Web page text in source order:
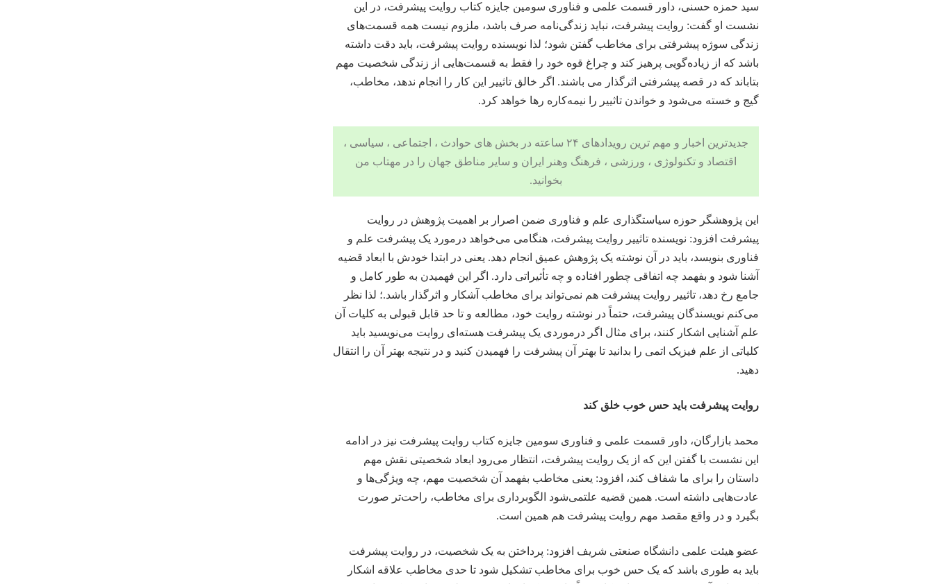
سید حمزه حسنی، داور قسمت علمی و فناوری سومین جایزه کتاب روایت پیشرفت، در این
نشست او گفت: روایت پیشرفت، نباید زندگی‌نامه صرف باشد، ملزوم نیست همه قسمت‌های
زندگی سوژه پیشرفتی برای مخاطب گفتن شود؛ لذا نویسنده روایت پیشرفت، باید دقت داشته
باشد که از زیاده‌گویی پرهیز کند و چراغ قوه خود را فقط به قسمت‌هایی از زندگی شخصیت مهم
بتاباند که در قصه‌ پیشرفتی اثرگذار می باشند. اگر خالق تاثییر این کار را انجام ندهد، مخاطب،
گیج و خسته می‌شود و خواندن تاثییر را نیمه‌کاره رها خواهد کرد.
جدیدترین اخبار و مهم ترین رویدادهای ۲۴ ساعته در بخش های حوادث ، اجتماعی ، سیاسی ،
اقتصاد وتکنولوژی ، ورزشی ، فرهنگ وهنر
ایران و سایر مناطق جهان را در مهتاب من
بخوانید.
این پژوهشگر حوزه سیاستگذاری علم و فناوری ضمن اصرار بر اهمیت پژوهش در روایت
پیشرفت افزود: نویسنده تاثییر روایت پیشرفت، هنگامی می‌خواهد درمورد‌ یک پیشرفت علم و
فناوری بنویسد، باید در آن نوشته یک پژوهش عمیق انجام دهد. یعنی در ابتدا خودش با ابعاد قضیه
آشنا شود و بفهمد چه اتفاقی چطور افتاده و چه تأثیراتی دارد. اگر این فهمیدن به طور کامل و
جامع رخ دهد، تاثییر روایت پیشرفت هم نمی‌تواند برای مخاطب آشکار و اثرگذار باشد.؛ لذا نظر
می‌کنم نویسندگان پیشرفت، حتماً در نوشته روایت خود، مطالعه و تا حد قابل قبولی به کلیات آن
علم آشنایی اشکار کنند، برای مثال اگر درمورد‌ی یک پیشرفت هسته‌ای روایت می‌نویسید باید
کلیاتی از علم فیزیک اتمی را بدانید تا بهتر آن پیشرفت را فهمیدن کنید و در نتیجه بهتر آن را انتقال
دهید.
روایت پیشرفت باید حس خوب خلق کند
محمد بازارگان، داور قسمت علمی و فناوری سومین جایزه کتاب روایت پیشرفت نیز در ادامه
این نشست با گفتن این که از یک روایت پیشرفت، انتظار می‌رود ابعاد شخصیتی نقش مهم
داستان را برای ما شفاف کند، افزود: یعنی مخاطب بفهمد آن شخصیت مهم، چه ویژگی‌ها و
عادت‌هایی داشته است. همین قضیه علتمی‌شود الگوبرداری برای مخاطب، راحت‌تر صورت
بگیرد و در واقع مقصد مهم روایت پیشرفت هم همین است.
عضو هیئت علمی دانشگاه صنعتی شریف افزود: پرداختن به یک شخصیت، در روایت پیشرفت
باید به طوری باشد که یک حس خوب برای مخاطب تشکیل شود تا حدی مخاطب علاقه اشکار